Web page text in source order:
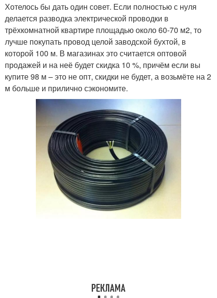
Хотелось бы дать один совет. Если полностью с нуля
делается разводка электрической проводки в
трёхкомнатной квартире площадью около 60-70 м2, то
лучше покупать провод целой заводской бухтой, в
которой 100 м. В магазинах это считается оптовой
продажей и на неё будет скидка 10 %, причём если вы
купите 98 м – это не опт, скидки не будет, а возьмёте на 2
м больше и прилично сэкономите.